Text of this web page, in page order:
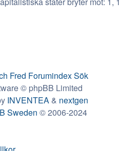
Fred ForumindexSök
© phpBB Limited
INVENTEA & nextgen
Sweden © 2006-2024